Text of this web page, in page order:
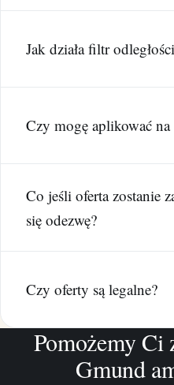
Jak działa filtr
Czy mogę aplikować
Co jeśli oferta zostanie
się odezwę?
Czy oferty są legalne?
Pomożemy Ci
Gmund